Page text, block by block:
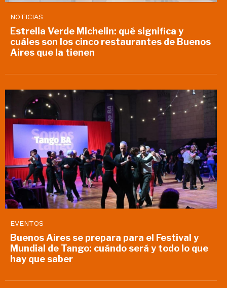
NOTICIAS
Estrella Verde Michelin: qué significa y
cuáles son los cinco restaurantes de Buenos
Aires que la tienen
EVENTOS
Buenos Aires se prepara para el Festival y
Mundial de Tango: cuándo será y todo lo que
hay que saber